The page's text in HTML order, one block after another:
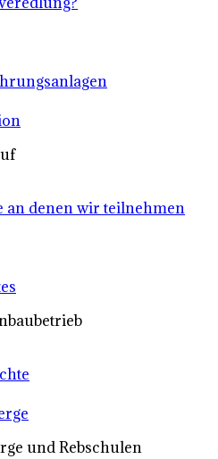
an denen wir teilnehmen
und Rebschulen